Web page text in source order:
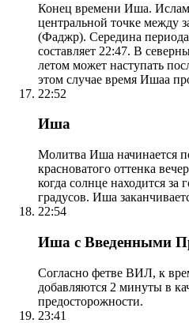
Конец времени Иша.
центральной точке между
(Фаджр). Середина
составляет 22:47. В
летом может наступать
этом случае время Ишаа
22:52
Иша
Молитва Иша начинается
красноватого оттенка
когда солнце находится за
градусов. Иша
22:54
Иша с Введенными
Согласно фетве ВИЛ, к
добавляются 2 минуты в
предосторожности.
23:41